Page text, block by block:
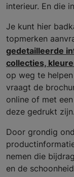
interieur. En die
Je kunt hier
topmerken
gedetailleerde
collecties,
op weg te
vraagt de
online of met
deze gedrukt zijn.
Door grondig
nemen die
en de